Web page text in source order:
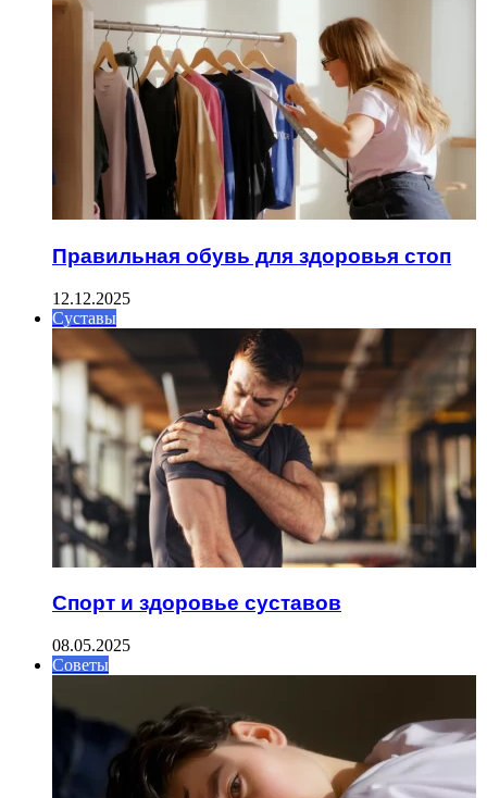
Правильная обувь для здоровья стоп
12.12.2025
Суставы
Спорт и здоровье суставов
08.05.2025
Советы